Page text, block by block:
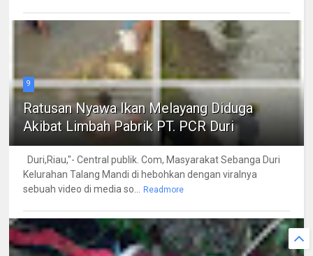
9
Ratusan Nyawa Ikan Melayang Diduga
Akibat Limbah Pabrik PT. PCR Duri
Duri,Riau,"- Central publik. Com, Masyarakat Sebanga Duri
Kelurahan Talang Mandi di hebohkan dengan viralnya
sebuah video di media so...
Readmore